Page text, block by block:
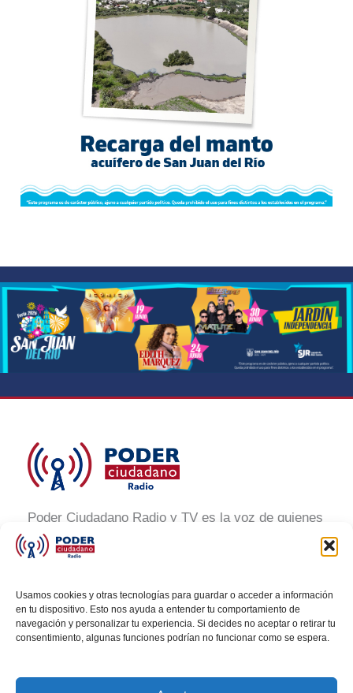
Usamos cookies y otras tecnologías para guardar o acceder a información
en tu dispositivo. Esto nos ayuda a entender tu comportamiento de
navegación y personalizar tu experiencia. Si decides no aceptar o retirar tu
consentimiento, algunas funciones podrían no funcionar como se espera.
Poder Ciudadano Radio y TV es la voz de quienes
buscan un México informado y participativo.
Nuestro compromiso es conectar con la
transformación social a través de noticias claras,
veraces y al alcance de todos.